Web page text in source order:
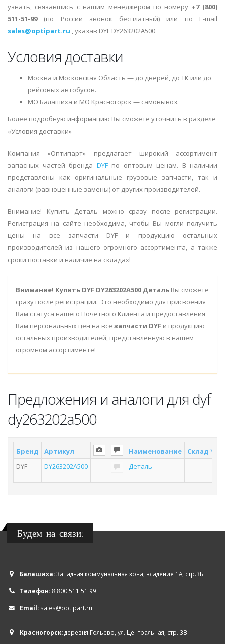
узнать, связавшись с нашим менеджером по номеру +7 (800)
511-51-99(по России звонок бесплатный) или по E-mail
sales@optipart.ru , указав DYF DY263202A500
Условия доставки
Москва и Московская Область — до дверей, до ТК или до
рейсовых автобусов.
МО Балашиха и МО Красногорск — самовывоз.
Более подробную информацию Вы сможете уточнить в разделе
«Условия доставки»
Компания «Оптипарт» предлагает широкий ассортимент
запасных частей бренда DYFпо оптовым ценам. В наличии
представлены как оригинальные грузовые запчасти, так и
аналоги (равноценные замены) от других производителей.
Внимание! Купить Деталь можно сразу после регистрации.
Регистрация на сайте необходима, чтобы Вы могли получить
цены на все запчасти DYF и продукцию остальных
производителей из нашего огромного ассортимента, а также
сроки поставки и наличие на складах!
Внимание! Купить DYF DY263202A500 Деталь Вы сможете
сразу после регистрации. Это необходимо для присвоения
Вам статуса нашего Почетного Клиента и предоставления
Вам персональных цен на все запчасти DYF и продукцию
остальных производителей, представленную в нашем
огромном ассортименте!
Предложения и аналоги для dyf
dy263202a500
Бренд Артикул Наименование Склад *
DYF
DY263202A500 Деталь
Будем на связи!
Балашиха:Западная коммунальная зона, владение 1А, стр.3Б
Телефон: 8 800 511 51 99
Email: sales@optipart.ru
Красногорск:деревня Гольево, ул. Центральная, стр. 3В